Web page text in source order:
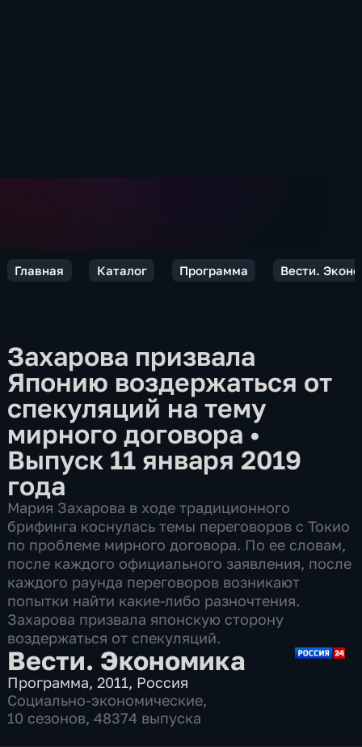
Главная Каталог Программа Вести.
Захарова призвала
Японию воздержаться от
спекуляций на тему
мирного договора •
Выпуск 11 января 2019
года
Мария Захарова в ходе традиционного
брифинга коснулась темы переговоров с Токио
по проблеме мирного договора. По ее словам,
после каждого официального заявления, после
каждого раунда переговоров возникают
попытки найти какие-либо разночтения.
Захарова призвала японскую сторону
воздержаться от спекуляций.
Вести. Экономика
Программа,2011, Россия
Социально-экономические,
10 сезонов, 48374 выпуска